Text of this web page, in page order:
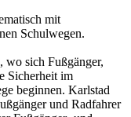
mit
Schulwegen.
wo sich Fußgänger,
Sicherheit im
beginnen. Karlstad
und Radfahrer